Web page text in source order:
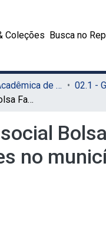
Coleções Busca no
02. Unidade Acadêmica de Educação a Distância e Tecnologia (UAEADTec)
Programa social Bolsa Família: o impacto na educação para famílias de agricultores no município de Ferreiros (PE)
no